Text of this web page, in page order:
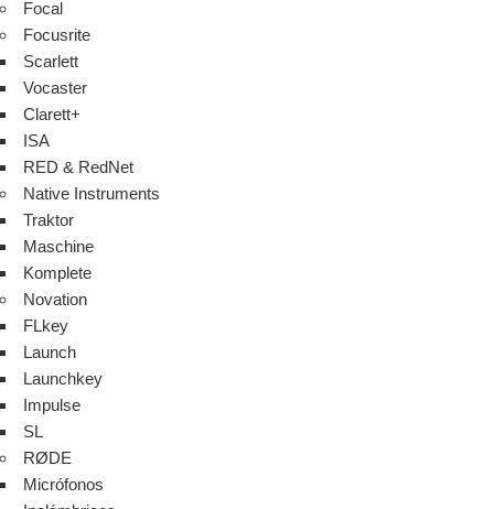
Focal
Focusrite
Scarlett
Vocaster
Clarett+
ISA
RED & RedNet
Native Instruments
Traktor
Maschine
Komplete
Novation
FLkey
Launch
Launchkey
Impulse
SL
RØDE
Micrófonos